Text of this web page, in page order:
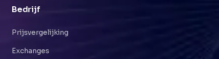
Bedrijf
Prijsvergelijking
Exchanges